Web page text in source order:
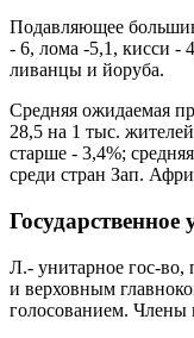
Подавляющее
- 6, лома -5,1, кисси -
ливанцы и йоруба.
Средняя ожидаемая
28,5 на 1 тыс.
старше - 3,4%;
среди стран Зап.
Государственное
Л.- унитарное гос-во,
и верховным
голосованием. Члены